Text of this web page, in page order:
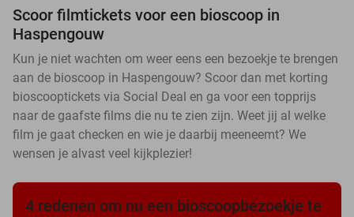
Scoor filmtickets voor een bioscoop in
Haspengouw
Kun je niet wachten om weer eens een bezoekje te brengen
aan de bioscoop in Haspengouw? Scoor dan met korting
bioscooptickets via Social Deal en ga voor een topprijs
naar de gaafste films die nu te zien zijn. Weet jij al welke
film je gaat checken en wie je daarbij meeneemt? We
wensen je alvast veel kijkplezier!
4 redenen om nu een bioscoopbezoekje te